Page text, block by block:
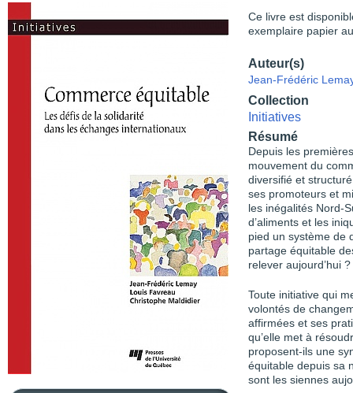
Ce livre est
exemplaire papier
Auteur(s)
Jean-Frédéric
Collection
Initiatives
Résumé
Depuis les
mouvement du
diversifié et
ses promoteurs et
les inégalités Nord-
d’aliments et les
pied un système de
partage équitable
relever aujourd’hui ?
Toute initiative qui
volontés de
affirmées et ses
qu’elle met à
proposent-ils une
équitable depuis sa
sont les siennes